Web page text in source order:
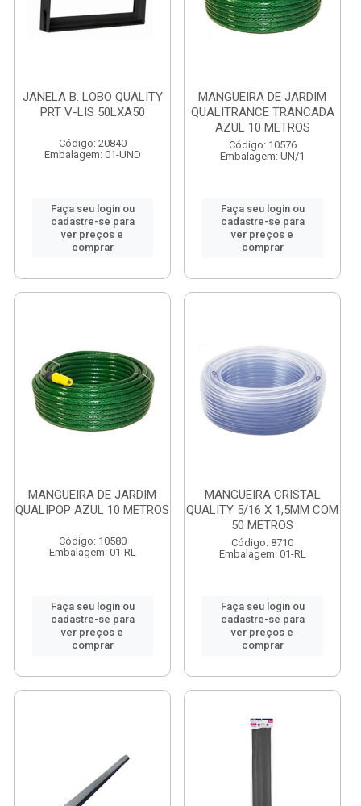
JANELA B. LOBO QUALITY
PRT V-LIS 50LXA50
Código: 20840
Embalagem: 01-UND
Faça seu login ou
cadastre-se para
ver preços e
comprar
MANGUEIRA DE JARDIM
QUALITRANCE TRANCADA
AZUL 10 METROS
Código: 10576
Embalagem: UN/1
Faça seu login ou
cadastre-se para
ver preços e
comprar
MANGUEIRA DE JARDIM
QUALIPOP AZUL 10 METROS
Código: 10580
Embalagem: 01-RL
Faça seu login ou
cadastre-se para
ver preços e
comprar
MANGUEIRA CRISTAL
QUALITY 5/16 X 1,5MM COM
50 METROS
Código: 8710
Embalagem: 01-RL
Faça seu login ou
cadastre-se para
ver preços e
comprar